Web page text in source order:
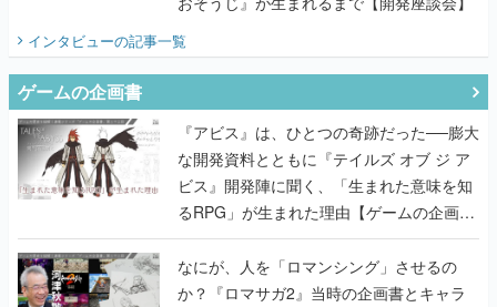
インタビューの記事一覧
ゲームの企画書
『アビス』は、ひとつの奇跡だった──膨大
な開発資料とともに『テイルズ オブ ジ ア
ビス』開発陣に聞く、「生まれた意味を知
るRPG」が生まれた理由【ゲームの企画
書】
なにが、人を「ロマンシング」させるの
か？『ロマサガ2』当時の企画書とキャラ